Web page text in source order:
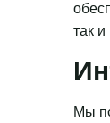
так
Мы